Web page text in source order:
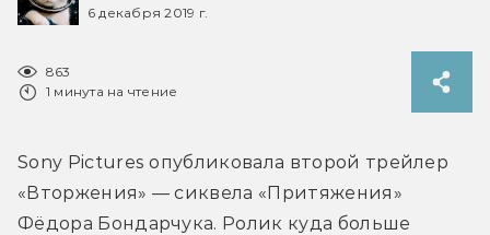
6 декабря 2019 г.
863
1 минута на чтение
Sony Pictures опубликовала второй трейлер
«Вторжения» — сиквела «Притяжения»
Фёдора Бондарчука. Ролик куда больше